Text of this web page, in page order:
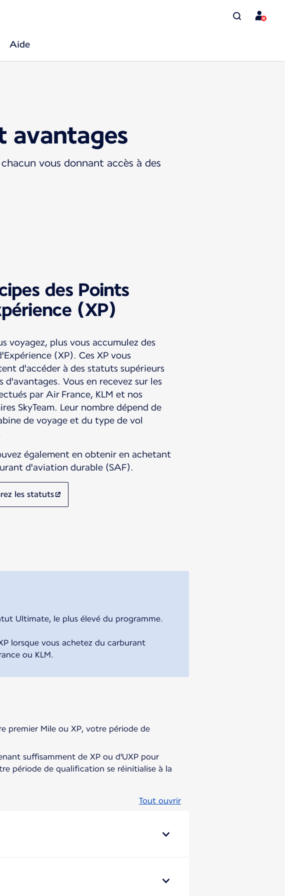
Aide
avantages
vous donnant accès à des
des Points
(XP)
voyagez, plus vous accumulez des
(XP). Ces XP vous
d'accéder à des statuts supérieurs
d'avantages. Vous en recevez sur les
par Air France, KLM et nos
SkyTeam. Leur nombre dépend de
de voyage et du type de vol
également en obtenir en achetant
d'aviation durable (SAF).
les statuts
Ultimate, le plus élevé du programme.
lorsque vous achetez du carburant
ou KLM.
premier Mile ou XP, votre période de
suffisamment de XP ou d'UXP pour
période de qualification se réinitialise à la
Tout ouvrir